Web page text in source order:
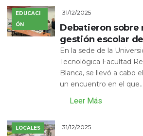
EDUCACI
ÓN
31/12/2025
Debatieron sobre
gestión escolar
En la sede de la
Tecnológica Facultad
Blanca, se llevó a cabo
un encuentro en el que...
Leer Más
LOCALES 31/12/2025